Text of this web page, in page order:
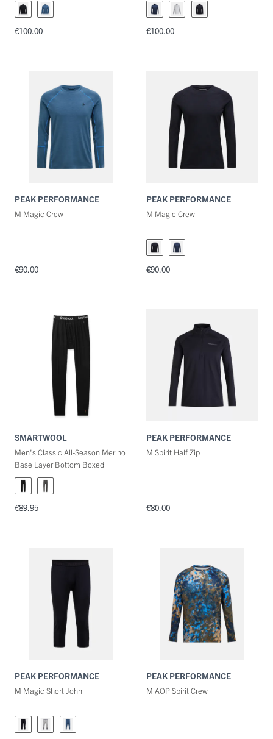
€100.00 €100.00
PEAK PERFORMANCE
M Magic Crew
€90.00
PEAK PERFORMANCE
M Magic Crew
€90.00
SMARTWOOL
Men's Classic All-Season Merino
Base Layer Bottom Boxed
€89.95
PEAK PERFORMANCE
M Spirit Half Zip
€80.00
PEAK PERFORMANCE
M Magic Short John
PEAK PERFORMANCE
M AOP Spirit Crew